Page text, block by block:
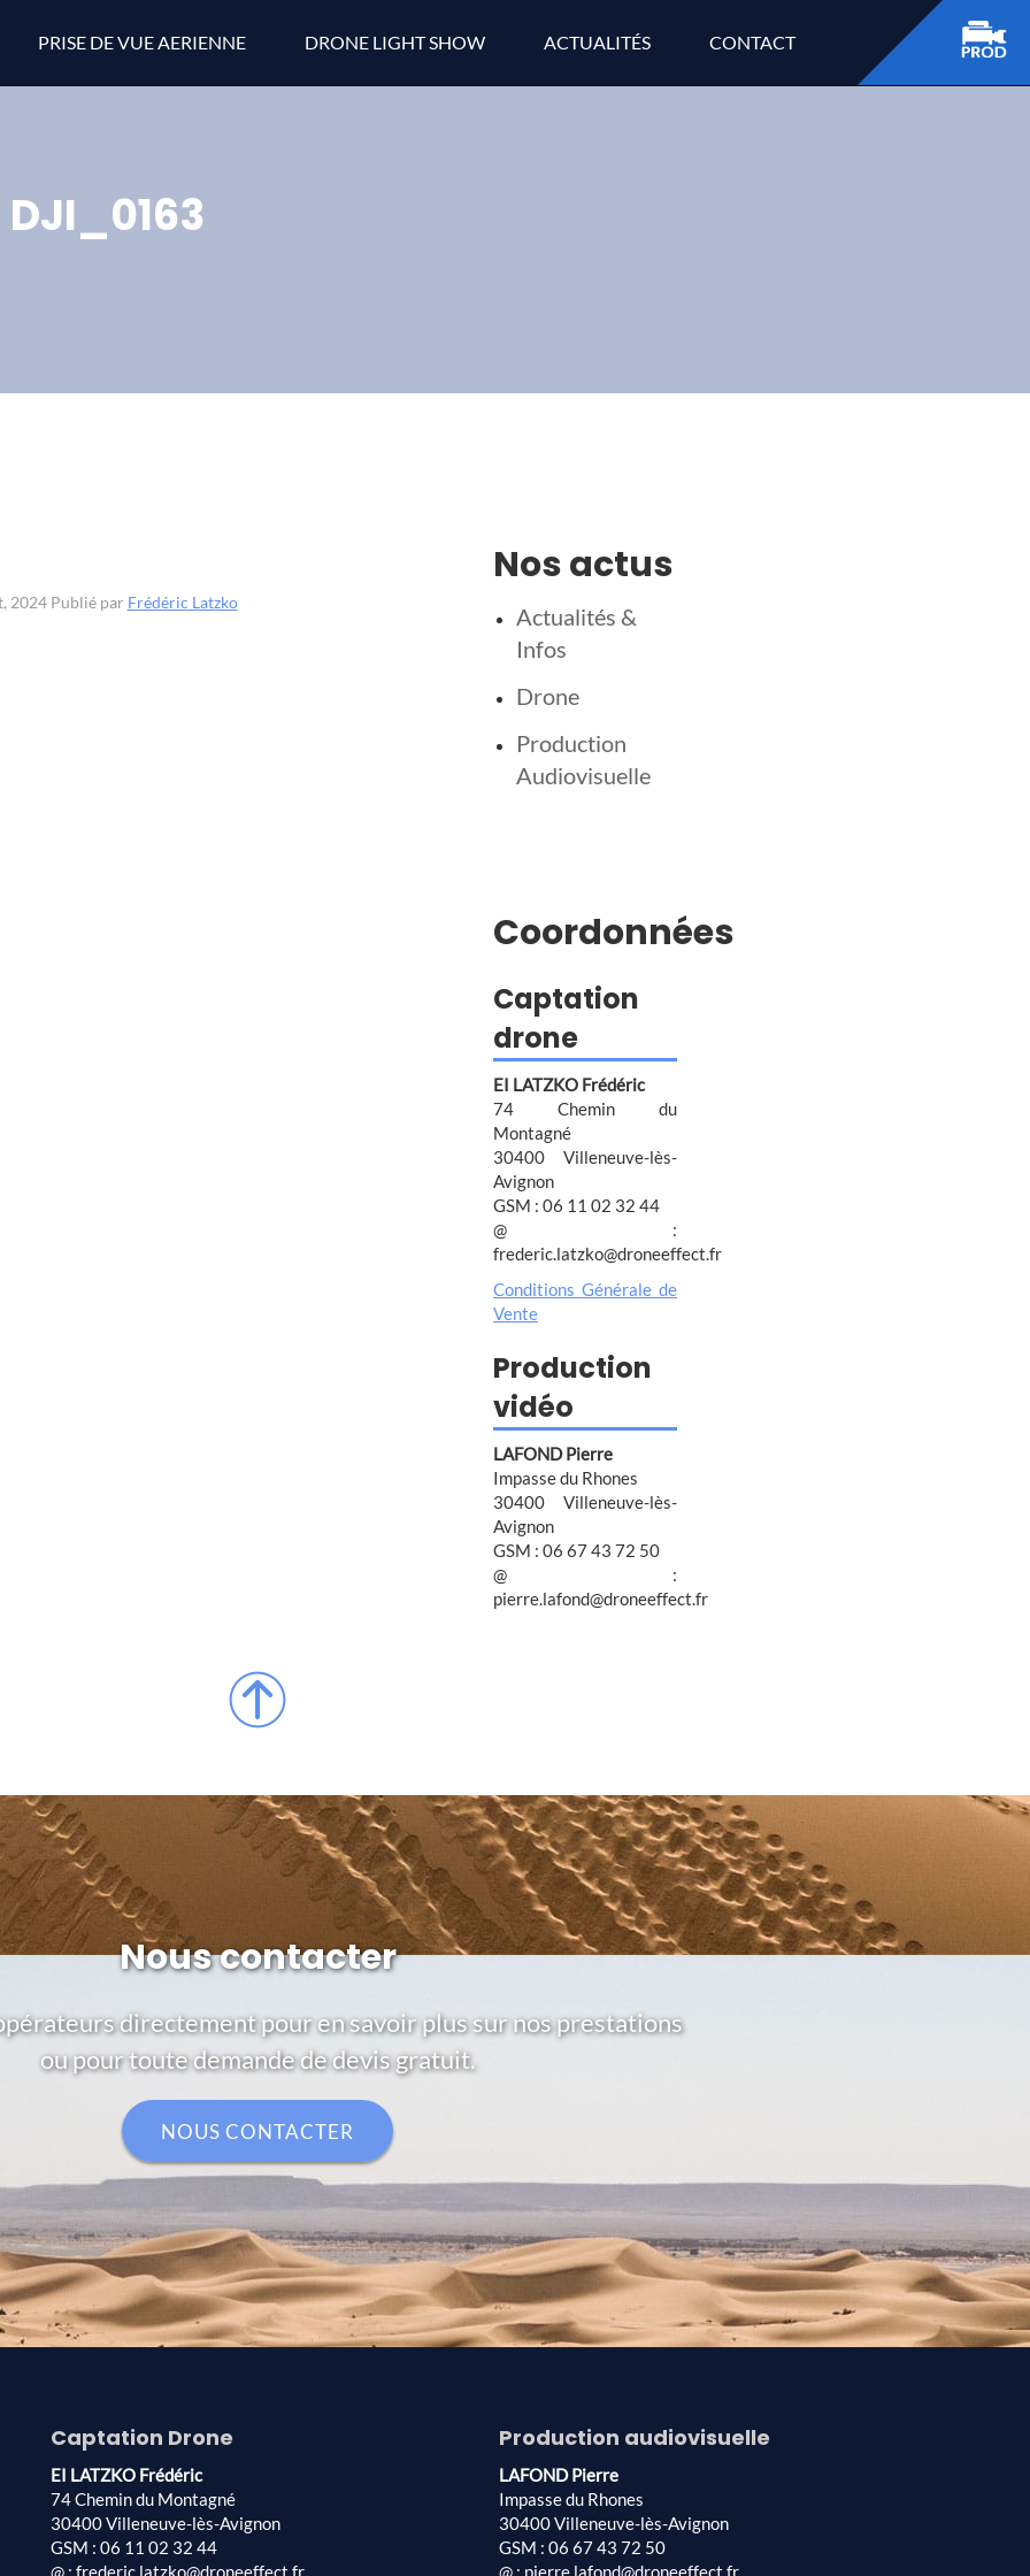
PRISE DE VUE AERIENNE DRONE LIGHT SHOW ACTUALITÉS CONTACT
DJI_0163
2024 Publié par Frédéric Latzko
Nos actus
Actualités &
Infos
Drone
Production
Audiovisuelle
Coordonnées
Captation
drone
EI LATZKO Frédéric
74 Chemin du
Montagné
30400 Villeneuve-lès-
Avignon
GSM : 06 11 02 32 44
@ :
frederic.latzko@droneeffect.fr
Conditions Générale de
Vente
Production
vidéo
LAFOND Pierre
Impasse du Rhones
30400 Villeneuve-lès-
Avignon
GSM : 06 67 43 72 50
@ :
pierre.lafond@droneeffect.fr
Nous contacter
directement pour en savoir plus sur nos prestations
ou pour toute demande de devis gratuit.
NOUS CONTACTER
Captation Drone
EI LATZKO Frédéric
74 Chemin du Montagné
30400 Villeneuve-lès-Avignon
GSM : 06 11 02 32 44
@ : frederic.latzko@droneeffect.fr
Production audiovisuelle
LAFOND Pierre
Impasse du Rhones
30400 Villeneuve-lès-Avignon
GSM : 06 67 43 72 50
@ : pierre.lafond@droneeffect.fr